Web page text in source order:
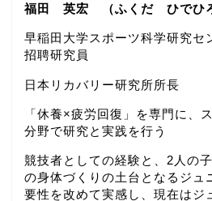
福田 英宏 （ふくだ ひでひ
早稲田大学スポーツ科学研究セ
招聘研究員
日本リカバリー研究所所長
「休養×疲労回復」を専門に、
分野で研究と実践を行う
競技者としての経験と、2人の
の身体づくりの土台となるジュ
要性を改めて実感し、現在はジ